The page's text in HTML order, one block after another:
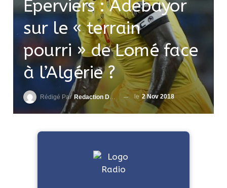
Éperviers : Adebayor
sur le « terrain
pourri » de Lomé face
à l’Algérie ?
Rédigé Par Redaction DjenaSport le 2 Nov 2018